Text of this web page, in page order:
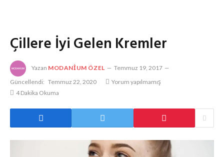
Çillere İyi Gelen Kremler
Yazan MODANIUM ÖZEL
Temmuz 19, 2017
Güncellendi: Temmuz 22, 2020
Yorum yapılmamış
4 Dakika Okuma